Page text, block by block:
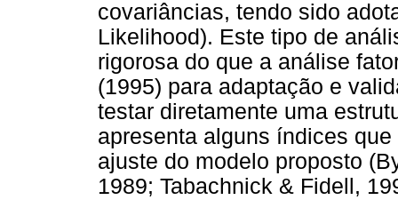
covariâncias, tendo sido
Likelihood). Este tipo de
rigorosa do que a análise
(1995) para adaptação e
testar diretamente uma
apresenta alguns índices
ajuste do modelo proposto
1989; Tabachnick & Fidell,